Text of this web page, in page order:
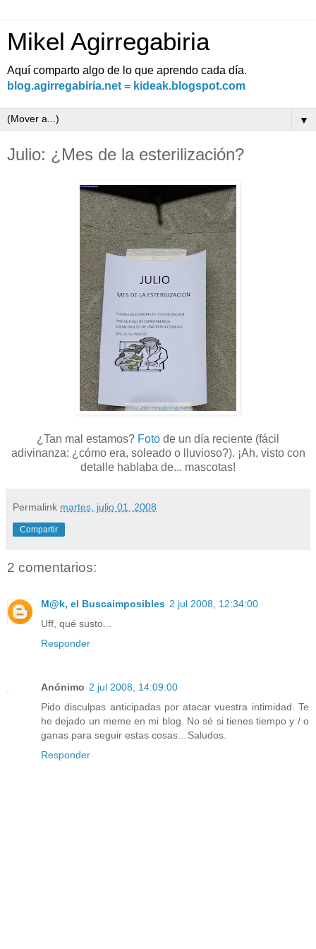
Mikel Agirregabiria
Aquí comparto algo de lo que aprendo cada día.
blog.agirregabiria.net = kideak.blogspot.com
▼
Julio: ¿Mes de la esterilización?
¿Tan mal estamos? Foto de un día reciente (fácil
adivinanza: ¿cómo era, soleado o lluvioso?). ¡Ah, visto con
detalle hablaba de... mascotas!
Permalink martes, julio 01, 2008
Compartir
2 comentarios:
M@k, el Buscaimposibles 2 jul 2008, 12:34:00
Uff, qué susto...
Responder
Anónimo 2 jul 2008, 14:09:00
Pido disculpas anticipadas por atacar vuestra intimidad. Te
he dejado un meme en mi blog. No sé si tienes tiempo y / o
ganas para seguir estas cosas…Saludos.
Responder